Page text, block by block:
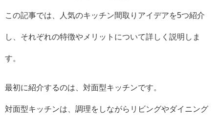
この記事では、人気のキッチン間取りアイデアを5つ紹介
し、それぞれの特徴やメリットについて詳しく説明しま
す。
最初に紹介するのは、対面型キッチンです。
対面型キッチンは、調理をしながらリビングやダイニング